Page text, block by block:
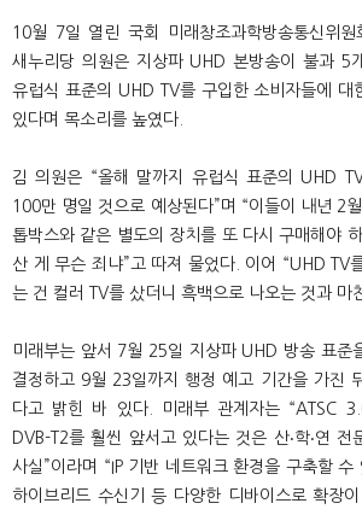
10월 7일 열린 국회 미래창조과학방송통신위원
새누리당 의원은 지상파 UHD 본방송이 불과 5
유럽식 표준의 UHD TV를 구입한 소비자들에 대
있다며 목소리를 높였다.
김 의원은 “올해 말까지 유럽식 표준의 UHD
100만 명일 것으로 예상된다”며 “이들이 내년 2
톱박스와 같은 별도의 장치를 또 다시 구매해야
산 게 무슨 죄냐”고 따져 물었다. 이어 “UHD TV
는 건 컬러 TV를 샀더니 흑백으로 나오는 것과 마
미래부는 앞서 7월 25일 지상파 UHD 방송 표준
결정하고 9월 23일까지 행정 예고 기간을 가진
다고 밝힌 바 있다. 미래부 관계자는 “ATSC
DVB-T2를 훨씬 앞서고 있다는 것은 산‧학‧연
사실”이라며 “IP 기반 네트워크 환경을 구축할 수
하이브리드 수신기 등 다양한 디바이스로 확장